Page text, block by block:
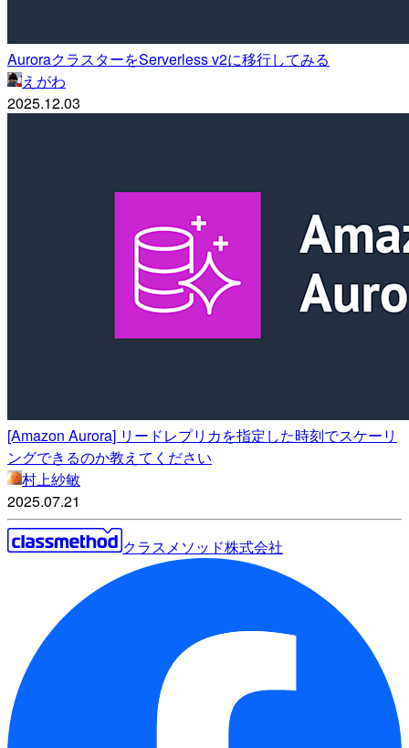
AuroraクラスターをServerless v2に移行してみる
えがわ
2025.12.03
[Amazon Aurora] リードレプリカを指定した時刻でスケーリ
ングできるのか教えてください
村上紗敏
2025.07.21
クラスメソッド株式会社